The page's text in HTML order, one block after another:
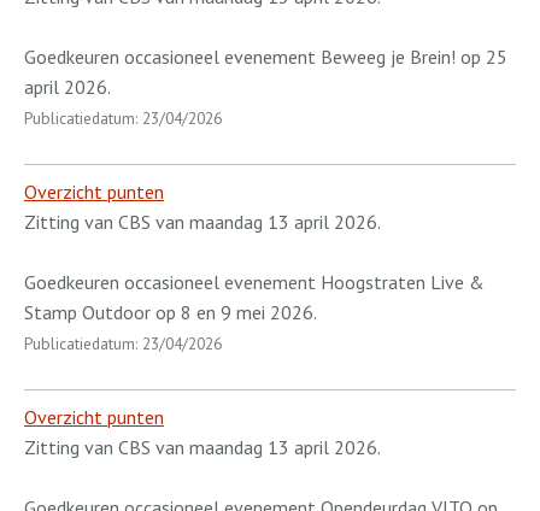
Goedkeuren occasioneel evenement Beweeg je Brein! op 25
april 2026.
Publicatiedatum: 23/04/2026
Overzicht punten
Zitting van CBS van maandag 13 april 2026.
Goedkeuren occasioneel evenement Hoogstraten Live &
Stamp Outdoor op 8 en 9 mei 2026.
Publicatiedatum: 23/04/2026
Overzicht punten
Zitting van CBS van maandag 13 april 2026.